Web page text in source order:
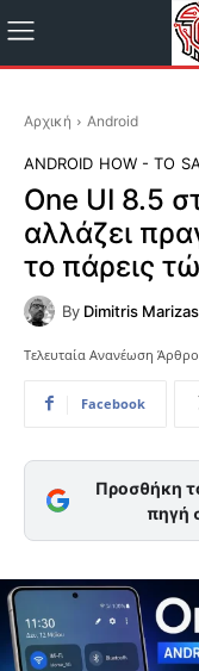
Αρχική Android
ANDROID HOW - TO
One UI 8.5
αλλάζει
το πάρεις
By Dimitris Marizas
Τελευταία Ανανέωση
Facebook
Προσθήκη
πηγή